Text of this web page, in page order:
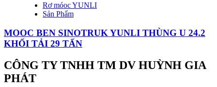
Rơ móoc YUNLI
Sản Phẩm
MOOC BEN SINOTRUK YUNLI THÙNG U 24.2
KHỐI TẢI 29 TẤN
CÔNG TY TNHH TM DV HUỲNH GIA
PHÁT